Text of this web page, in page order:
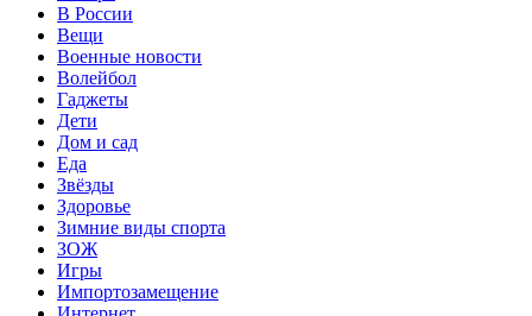
В России
Вещи
Военные новости
Волейбол
Гаджеты
Дети
Дом и сад
Еда
Звёзды
Здоровье
Зимние виды спорта
ЗОЖ
Игры
Импортозамещение